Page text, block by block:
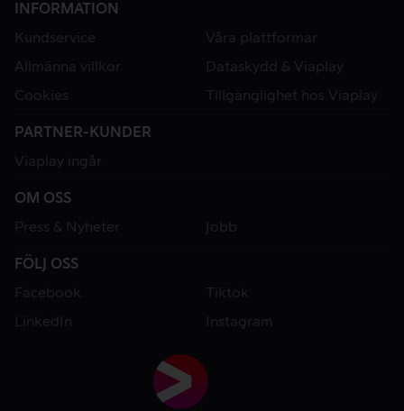
INFORMATION
Kundservice
Våra plattformar
Allmänna villkor
Dataskydd & Viaplay
Cookies
Tillgänglighet hos Viaplay
PARTNER-KUNDER
Viaplay ingår
OM OSS
Press & Nyheter
Jobb
FÖLJ OSS
Facebook
Tiktok
LinkedIn
Instagram